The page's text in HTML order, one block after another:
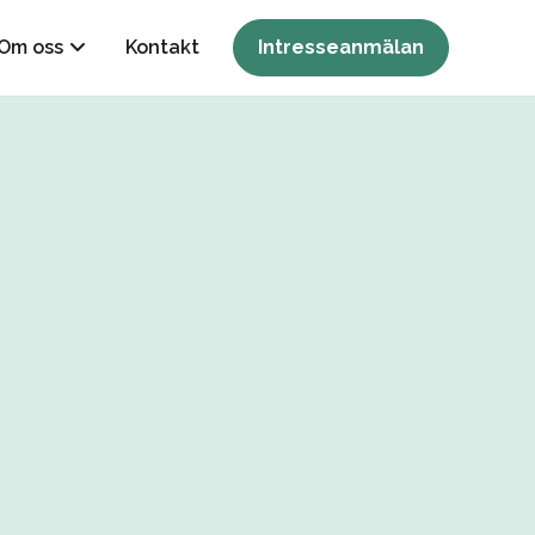
oss Kontakt Intresseanmälan